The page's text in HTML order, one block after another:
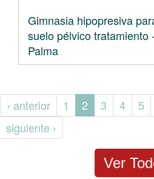
Gimnasia hipopresiva
suelo pélvico tratamiento
Palma
‹ anterior 1 2 3 4 5
siguiente ›
Ver